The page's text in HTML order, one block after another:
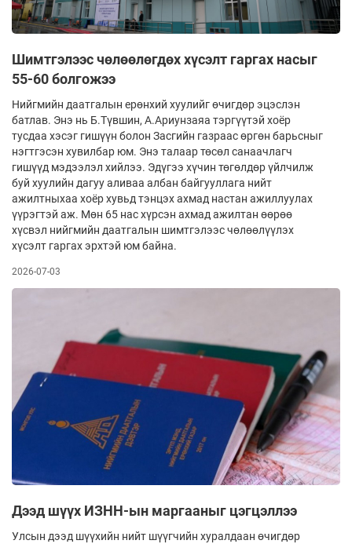
Шимтгэлээс чөлөөлөгдөх хүсэлт гаргах насыг
55-60 болгожээ
Нийгмийн даатгалын ерөнхий хуулийг өчигдөр эцэслэн
батлав. Энэ нь Б.Түвшин, А.Ариунзаяа тэргүүтэй хоёр
тусдаа хэсэг гишүүн болон Засгийн газраас өргөн барьсныг
нэгтгэсэн хувилбар юм. Энэ талаар төсөл санаачлагч
гишүүд мэдээлэл хийлээ. Эдүгээ хүчин төгөлдөр үйлчилж
буй хуулийн дагуу аливаа албан байгууллага нийт
ажилтныхаа хоёр хувьд тэнцэх ахмад настан ажиллуулах
үүрэгтэй аж. Мөн 65 нас хүрсэн ахмад ажилтан өөрөө
хүсвэл нийгмийн даатгалын шимтгэлээс чөлөөлүүлэх
хүсэлт гаргах эрхтэй юм байна.
2026-07-03
Дээд шүүх ИЗНН-ын маргааныг цэгцэллээ
Улсын дээд шүүхийн нийт шүүгчийн хуралдаан өчигдөр